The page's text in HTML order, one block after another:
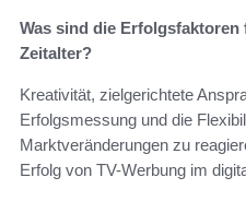
Was sind die
Zeitalter?
Kreativität, zielgerichtete
Erfolgsmessung und die
Marktveränderungen zu
Erfolg von TV-Werbung im